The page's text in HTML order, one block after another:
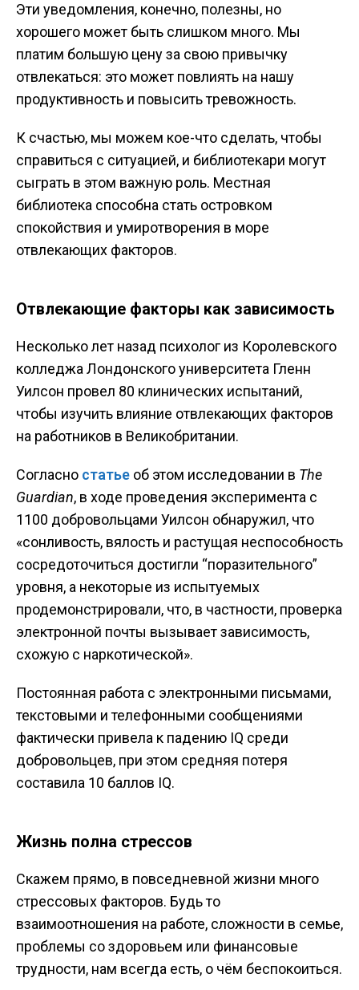
Эти уведомления, конечно, полезны, но
хорошего может быть слишком много. Мы
платим большую цену за свою привычку
отвлекаться: это может повлиять на нашу
продуктивность и повысить тревожность.
К счастью, мы можем кое-что сделать, чтобы
справиться с ситуацией, и библиотекари могут
сыграть в этом важную роль. Местная
библиотека способна стать островком
спокойствия и умиротворения в море
отвлекающих факторов.
Отвлекающие факторы как зависимость
Несколько лет назад психолог из Королевского
колледжа Лондонского университета Гленн
Уилсон провел 80 клинических испытаний,
чтобы изучить влияние отвлекающих факторов
на работников в Великобритании.
Согласно статье об этом исследовании в The
Guardian, в ходе проведения эксперимента с
1100 добровольцами Уилсон обнаружил, что
«сонливость, вялость и растущая неспособность
сосредоточиться достигли “поразительного”
уровня, а некоторые из испытуемых
продемонстрировали, что, в частности, проверка
электронной почты вызывает зависимость,
схожую с наркотической».
Постоянная работа с электронными письмами,
текстовыми и телефонными сообщениями
фактически привела к падению IQ среди
добровольцев, при этом средняя потеря
составила 10 баллов IQ.
Жизнь полна стрессов
Скажем прямо, в повседневной жизни много
стрессовых факторов. Будь то
взаимоотношения на работе, сложности в семье,
проблемы со здоровьем или финансовые
трудности, нам всегда есть, о чём беспокоиться.